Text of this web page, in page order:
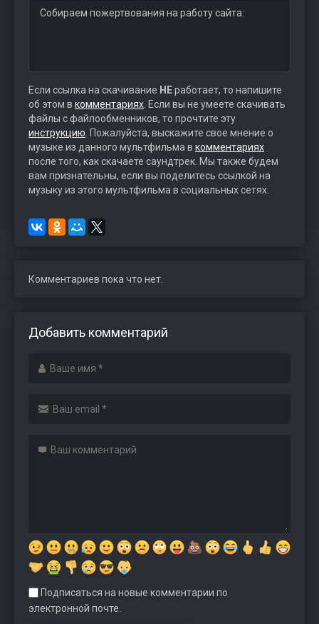
Собираем пожертвования на работу сайта:
Если ссылка на скачивание НЕработает, то напишите
об этом в комментариях . Если вы не умеете скачивать
файлы с файлообменников, то прочтите эту
инструкцию . Пожалуйста, выскажите свое мнение о
музыке из данного мультфильма в комментариях
после того, как скачаете саундтрек. Мы также будем
вам признательны, если вы поделитесь ссылкой на
музыку из этого мультфильма в социальных сетях.
Комментариев пока что нет.
Добавить комментарий
Подписаться на новые комментарии по
электронной почте.